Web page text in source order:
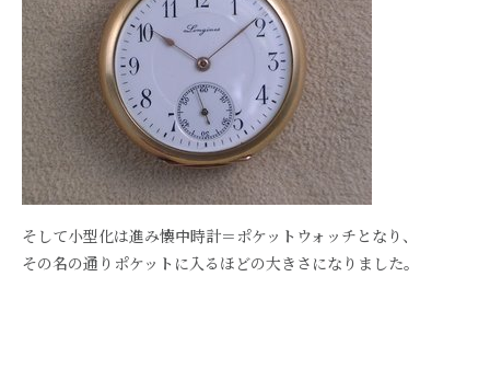
そして小型化は進み懐中時計＝ポケットウォッチとなり、
その名の通りポケットに入るほどの大きさになりました。